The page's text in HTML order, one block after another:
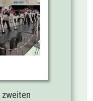
zweiten